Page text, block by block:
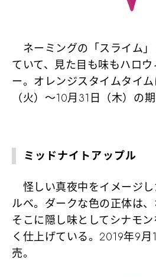
ネーミングの「スライム
ていて、見た目も味もハロ
ー。オレンジスタイムタイ
（火）～10月31日（木）の
ミッドナイトアップル
怪しい真夜中をイメージ
ルベ。ダークな色の正体は、
そこに隠し味としてシナモ
く仕上げている。2019年9
売。